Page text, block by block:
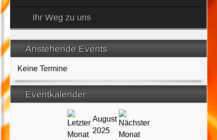
Ihr Weg zu uns
Anstehende Events
Keine Termine
Eventkalender
August
2025